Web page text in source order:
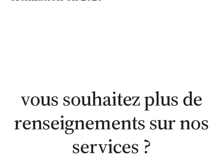
vous souhaitez plus de
renseignements sur nos
services ?